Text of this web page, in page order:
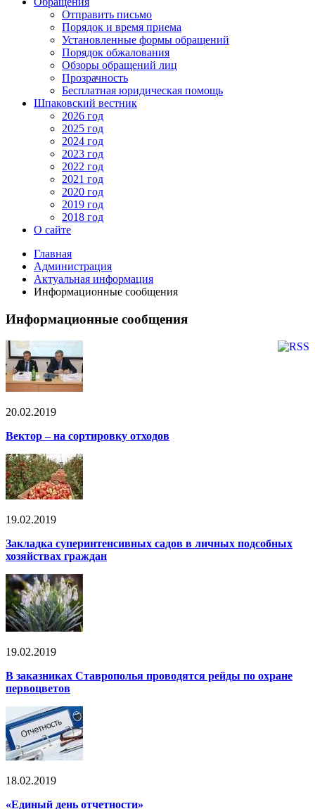
Отправить письмо
Порядок и время приема
Установленные формы обращений
Порядок обжалования
Обзоры обращений лиц
Прозрачность
Бесплатная юридическая помощь
Шпаковский вестник
2026 год
2025 год
2024 год
2023 год
2022 год
2021 год
2020 год
2019 год
2018 год
О сайте
Главная
Администрация
Актуальная информация
Информационные сообщения
Информационные сообщения
20.02.2019
Вектор – на сортировку отходов
19.02.2019
Закладка суперинтенсивных садов в личных подсобных
хозяйствах граждан
19.02.2019
В заказниках Ставрополья проводятся рейды по охране
первоцветов
18.02.2019
«Единый день отчетности»